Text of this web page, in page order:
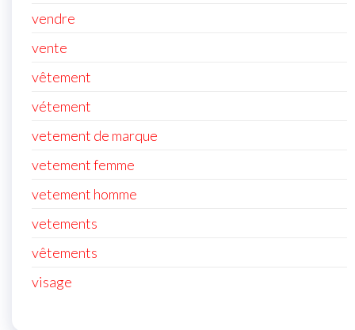
vendre
vente
vêtement
vétement
vetement de marque
vetement femme
vetement homme
vetements
vêtements
visage